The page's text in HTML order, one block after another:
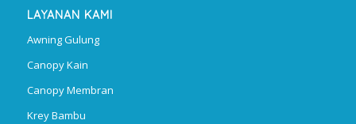
LAYANAN KAMI
Awning Gulung
Canopy Kain
Canopy Membran
Krey Bambu